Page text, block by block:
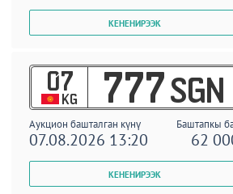
07
KG 777 SGN
Аукцион башталган күнү Баштапкы
07.08.2026 13:20 62